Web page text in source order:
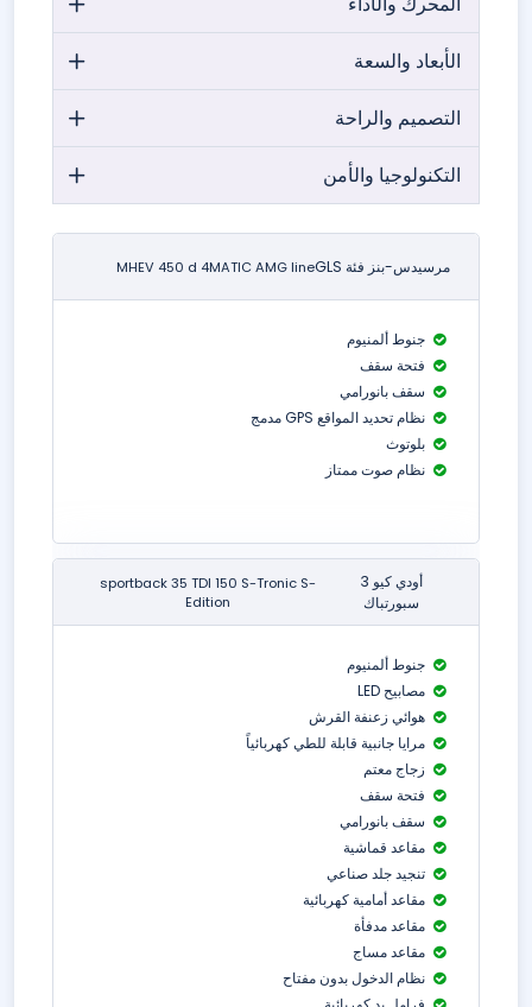
الأبعاد والسعة
التصميم والراحة
التكنولوجيا والأمن
مرسيدس-بنز فئة GLS MHEV 450 d 4MATIC AMG line
أودي كيو 3
سبورتباك
sportback 35 TDI 150 S-Tronic S-
Edition